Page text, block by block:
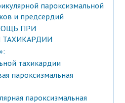
пароксизмальной
и предсердий
ПРИ
тахикардии
пароксизмальная
пароксизмальная